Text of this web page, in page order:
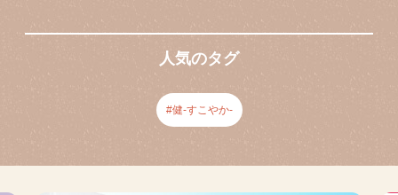
人気のタグ
健-すこやか-